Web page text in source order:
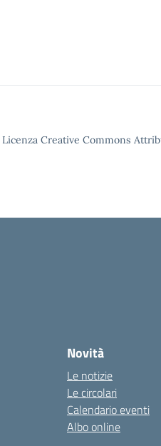
Creative Commons
Novità
Le notizie
Le circolari
Calendario eventi
Albo online